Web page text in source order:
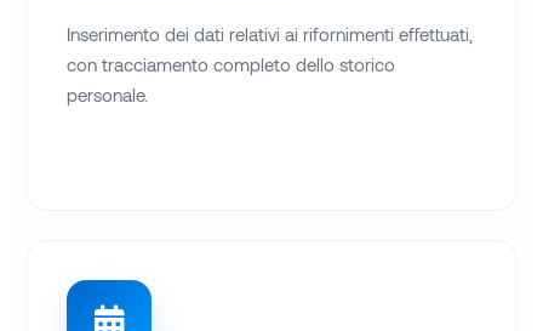
Inserimento dei dati relativi ai rifornimenti effettuati,
con tracciamento completo dello storico
personale.